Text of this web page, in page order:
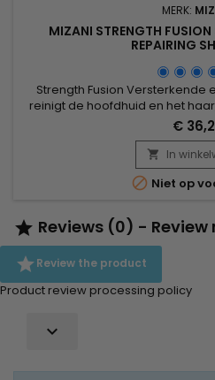
MERK:
MIZANI STRENGTH
REPAIRING
Strength Fusion Versterkende
reinigt de hoofdhuid en het
terwijl het hydrateert, pluizig
fragiel haar versterkt. De
haar dat verzwakt is en
chemische processen of
€
 In
 Niet op
 Reviews (0) -
Review the product
Product review processing policy
